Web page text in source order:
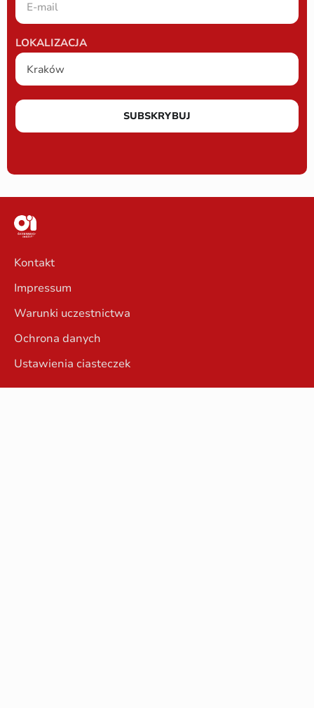
LOKALIZACJA
SUBSKRYBUJ
Kontakt
Impressum
Warunki uczestnictwa
Ochrona danych
Ustawienia ciasteczek